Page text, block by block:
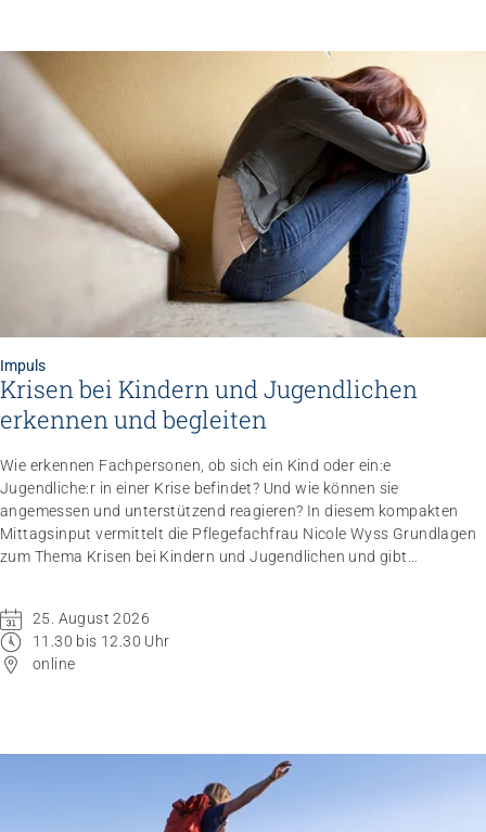
Impuls
Krisen bei Kindern und Jugendlichen
erkennen und begleiten
Wie erkennen Fachpersonen, ob sich ein Kind oder ein:e
Jugendliche:r in einer Krise befindet? Und wie können sie
angemessen und unterstützend reagieren? In diesem kompakten
Mittagsinput vermittelt die Pflegefachfrau Nicole Wyss Grundlagen
zum Thema Krisen bei Kindern und Jugendlichen und gibt
25. August 2026
11.30 bis 12.30 Uhr
online